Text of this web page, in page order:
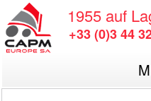
1955 auf
+33 (0)3 44